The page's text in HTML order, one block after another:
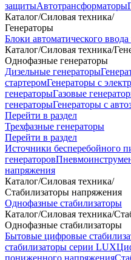
защитыАвтотрансформаторы
Каталог/Силовая техника/
Генераторы
Блоки автоматического ввода
Каталог/Силовая техника/
Однофазные генераторы
Дизельные генераторы
стартеромГенераторы с
генераторыГазовые
генераторыГенераторы с
Перейти в раздел
Трехфазные генераторы
Перейти в раздел
Источники бесперебойного
генераторов
напряжения
Каталог/Силовая техника/
Стабилизаторы напряжения
Однофазные стабилизаторы
Каталог/Силовая техника/
Однофазные стабилизаторы
Бытовые цифровые
стабилизаторы серии LUX
пониженного напряжения